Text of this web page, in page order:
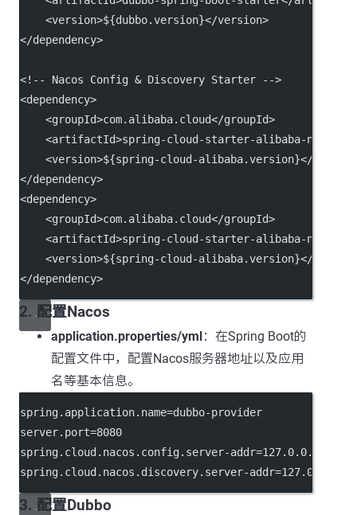
    <
version>${dubbo.version}</version>
</dependency>
<!-- Nacos Config & Discovery Starter -->
<dependency>
    <
groupId>com.alibaba.cloud</groupId>
    <
artifactId>spring-cloud-starter-alibaba-nacos-
    <
version>${spring-cloud-alibaba.version}</
</dependency>
<dependency>
    <
groupId>com.alibaba.cloud</groupId>
    <
artifactId>spring-cloud-starter-alibaba-nacos-
    <
version>${spring-cloud-alibaba.version}</
</dependency>
2. 配置Nacos
application.properties/yml：在Spring Boot的
配置文件中，配置Nacos服务器地址以及应用
名等基本信息。
spring.application.name=dubbo-provider
server.port=8080
spring.cloud.nacos.config.server-addr=127.0.0.1:8848
spring.cloud.nacos.discovery.server-addr
3. 配置Dubbo